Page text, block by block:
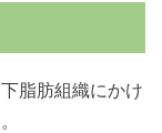
脂肪組織にかけ